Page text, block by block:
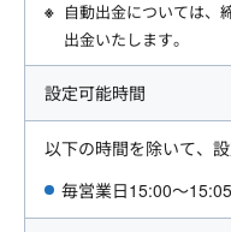
自動出金については、
出金いたします。
設定可能時間
以下の時間を除いて、設
毎営業日15:00～